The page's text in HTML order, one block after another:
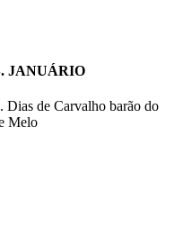
JANUÁRIO
Dias de Carvalho barão do
Melo